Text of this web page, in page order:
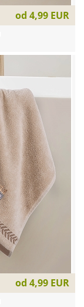
od 4,99 EUR
od 4,99 EUR